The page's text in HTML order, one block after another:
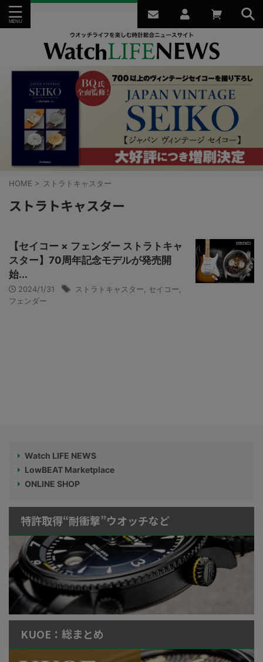
HOME > ストラトキャスター
ストラトキャスター
【セイコー × フェンダー ストラトキャ
スター】70周年記念モデルが発売開
始...
2024/1/31 ストラトキャスター セイコー
フェンダー
Watch LIFE NEWS
LowBEAT Marketplace
ONLINE SHOP
特許取得“耐衝撃”ウオッチなど
KUOE：総まとめ